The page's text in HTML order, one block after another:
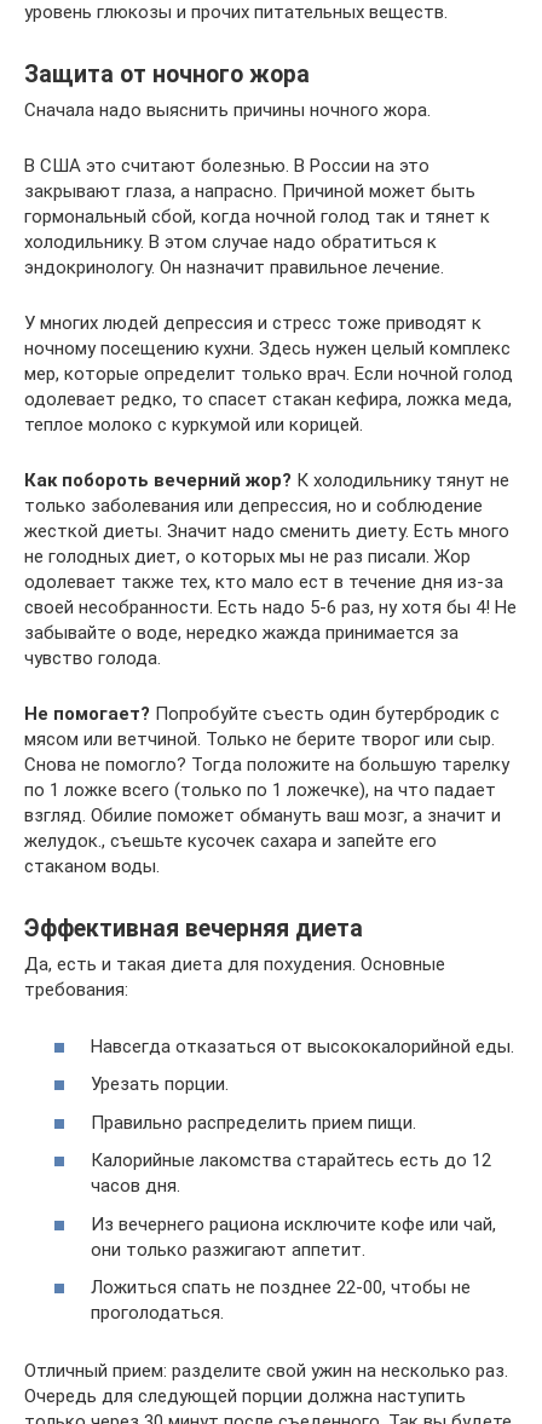
уровень глюкозы и прочих питательных веществ.
Защита от ночного жора
Сначала надо выяснить причины ночного жора.
В США это считают болезнью. В России на это
закрывают глаза, а напрасно. Причиной может быть
гормональный сбой, когда ночной голод так и тянет к
холодильнику. В этом случае надо обратиться к
эндокринологу. Он назначит правильное лечение.
У многих людей депрессия и стресс тоже приводят к
ночному посещению кухни. Здесь нужен целый комплекс
мер, которые определит только врач. Если ночной голод
одолевает редко, то спасет стакан кефира, ложка меда,
теплое молоко с куркумой или корицей.
Как побороть вечерний жор? К холодильнику тянут не
только заболевания или депрессия, но и соблюдение
жесткой диеты. Значит надо сменить диету. Есть много
не голодных диет, о которых мы не раз писали. Жор
одолевает также тех, кто мало ест в течение дня из-за
своей несобранности. Есть надо 5-6 раз, ну хотя бы 4! Не
забывайте о воде, нередко жажда принимается за
чувство голода.
Не помогает? Попробуйте съесть один бутербродик с
мясом или ветчиной. Только не берите творог или сыр.
Снова не помогло? Тогда положите на большую тарелку
по 1 ложке всего (только по 1 ложечке), на что падает
взгляд. Обилие поможет обмануть ваш мозг, а значит и
желудок., съешьте кусочек сахара и запейте его
стаканом воды.
Эффективная вечерняя диета
Да, есть и такая диета для похудения. Основные
требования:
Навсегда отказаться от высококалорийной еды.
Урезать порции.
Правильно распределить прием пищи.
Калорийные лакомства старайтесь есть до 12
часов дня.
Из вечернего рациона исключите кофе или чай,
они только разжигают аппетит.
Ложиться спать не позднее 22-00, чтобы не
проголодаться.
Отличный прием: разделите свой ужин на несколько раз.
Очередь для следующей порции должна наступить